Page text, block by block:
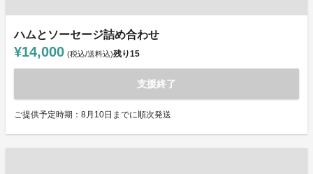
ハムとソーセージ詰め合わせ
¥14,000 (税込/送料込)残り15
支援終了
ご提供予定時期：8月10日までに順次発送